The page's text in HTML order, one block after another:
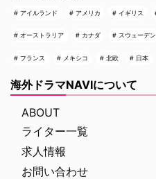
アイルランド アメリカ イギリス
オーストラリア カナダ スウェーデン
フランス メキシコ 北欧 日本
海外ドラマNAVIについて
ABOUT
ライター一覧
求人情報
お問い合わせ